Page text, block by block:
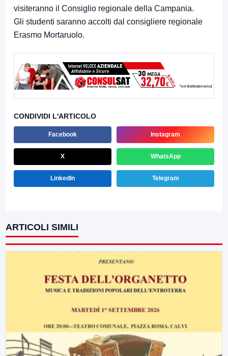
visiteranno il Consiglio regionale della Campania.
Gli studenti saranno accolti dal consigliere regionale
Erasmo Mortaruolo.
CONDIVIDI L'ARTICOLO
Facebook Instagram
X WhatsApp
LinkedIn Telegram
ARTICOLI SIMILI